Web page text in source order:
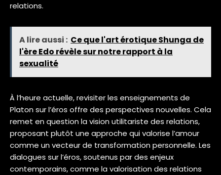
relations.
A lire aussi : Ce que l'art érotique Shunga de
l'ère Edo révèle sur notre rapport à la
sexualité
À l’heure actuelle, revisiter les enseignements de
Platon sur l’éros offre des perspectives nouvelles. Cela
remet en question la vision utilitariste des relations,
proposant plutôt une approche qui valorise l’amour
comme un vecteur de transformation personnelle. Les
dialogues sur l’éros, soutenus par des enjeux
contemporains, comme la valorisation des relations